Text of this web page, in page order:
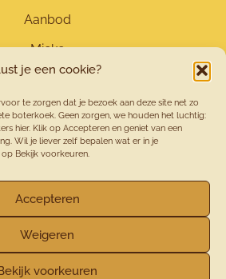
je een cookie?
te zorgen dat je bezoek aan deze site net zo
boterkoek. Geen zorgen, we houden het luchtig:
hier. Klik op Accepteren en geniet van een
Wil je liever zelf bepalen wat er in je
Bekijk voorkeuren.
Accepteren
Weigeren
voorkeuren
Aanbod
Mieke
Contact
Tarieven
Blog
Jouw Eigen Veerkracht